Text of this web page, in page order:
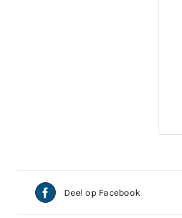
Deel op Facebook